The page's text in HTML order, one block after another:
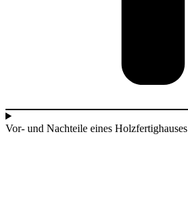
Vor- und Nachteile eines Holzfertighauses